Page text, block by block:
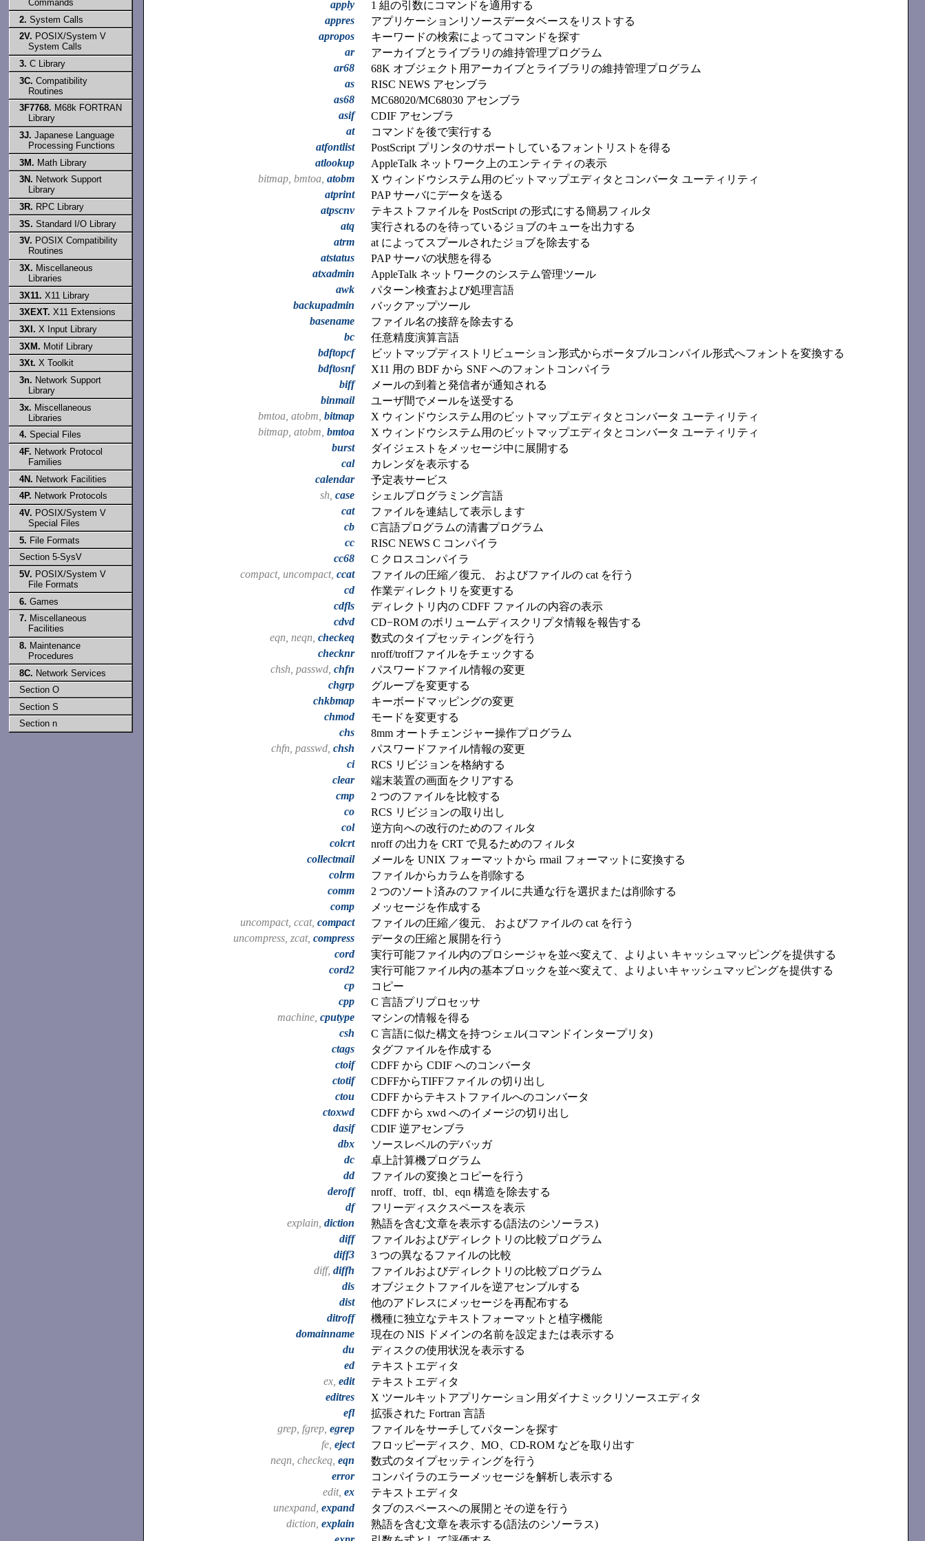
Commands
2. System Calls
2V. POSIX/System V
System Calls
3. C Library
3C. Compatibility
Routines
3F7768. M68k FORTRAN
Library
3J. Japanese Language
Processing Functions
3M. Math Library
3N. Network Support
Library
3R. RPC Library
3S. Standard I/O Library
3V. POSIX Compatibility
Routines
3X. Miscellaneous
Libraries
3X11. X11 Library
3XEXT. X11 Extensions
3XI. X Input Library
3XM. Motif Library
3Xt. X Toolkit
3n. Network Support
Library
3x. Miscellaneous
Libraries
4. Special Files
4F. Network Protocol
Families
4N. Network Facilities
4P. Network Protocols
4V. POSIX/System V
Special Files
5. File Formats
Section 5-SysV
5V. POSIX/System V
File Formats
6. Games
7. Miscellaneous
Facilities
8. Maintenance
Procedures
8C. Network Services
Section O
Section S
Section n
apply
1 組の引数にコマンドを適用する
appres
アプリケーションリソースデータベースをリストする
apropos
キーワードの検索によってコマンドを探す
ar
アーカイブとライブラリの維持管理プログラム
ar68
68K オブジェクト用アーカイブとライブラリの維持管理プログラム
as
RISC NEWS アセンブラ
as68
MC68020/MC68030 アセンブラ
asif
CDIF アセンブラ
at
コマンドを後で実行する
atfontlist
PostScript プリンタのサポートしているフォントリストを得る
atlookup
AppleTalk ネットワーク上のエンティティの表示
bitmap, bmtoa, atobm
X ウィンドウシステム用のビットマップエディタとコンバータ ユーティリティ
atprint
PAP サーバにデータを送る
atpscnv
テキストファイルを PostScript の形式にする簡易フィルタ
atq
実行されるのを待っているジョブのキューを出力する
atrm
at によってスプールされたジョブを除去する
atstatus
PAP サーバの状態を得る
atxadmin
AppleTalk ネットワークのシステム管理ツール
awk
パターン検査および処理言語
backupadmin
バックアップツール
basename
ファイル名の接辞を除去する
bc
任意精度演算言語
bdftopcf
ビットマップディストリビューション形式からポータブルコンパイル形式へフォントを変換する
bdftosnf
X11 用の BDF から SNF へのフォントコンパイラ
biff
メールの到着と発信者が通知される
binmail
ユーザ間でメールを送受する
bmtoa, atobm, bitmap
X ウィンドウシステム用のビットマップエディタとコンバータ ユーティリティ
bitmap, atobm, bmtoa
X ウィンドウシステム用のビットマップエディタとコンバータ ユーティリティ
burst
ダイジェストをメッセージ中に展開する
cal
カレンダを表示する
calendar
予定表サービス
sh, case
シェルプログラミング言語
cat
ファイルを連結して表示します
cb
C言語プログラムの清書プログラム
cc
RISC NEWS C コンパイラ
cc68
C クロスコンパイラ
compact, uncompact, ccat
ファイルの圧縮／復元、 およびファイルの cat を行う
cd
作業ディレクトリを変更する
cdfls
ディレクトリ内の CDFF ファイルの内容の表示
cdvd
CD−ROM のボリュームディスクリプタ情報を報告する
eqn, neqn, checkeq
数式のタイプセッティングを行う
checknr
nroff/troffファイルをチェックする
chsh, passwd, chfn
パスワードファイル情報の変更
chgrp
グループを変更する
chkbmap
キーボードマッピングの変更
chmod
モードを変更する
chs
8mm オートチェンジャー操作プログラム
chfn, passwd, chsh
パスワードファイル情報の変更
ci
RCS リビジョンを格納する
clear
端末装置の画面をクリアする
cmp
2 つのファイルを比較する
co
RCS リビジョンの取り出し
col
逆方向への改行のためのフィルタ
colcrt
nroff の出力を CRT で見るためのフィルタ
collectmail
メールを UNIX フォーマットから rmail フォーマットに変換する
colrm
ファイルからカラムを削除する
comm
2 つのソート済みのファイルに共通な行を選択または削除する
comp
メッセージを作成する
uncompact, ccat, compact
ファイルの圧縮／復元、 およびファイルの cat を行う
uncompress, zcat, compress
データの圧縮と展開を行う
cord
実行可能ファイル内のプロシージャを並べ変えて、よりよい キャッシュマッピングを提供する
cord2
実行可能ファイル内の基本ブロックを並べ変えて、よりよいキャッシュマッピングを提供する
cp
コピー
cpp
C 言語プリプロセッサ
machine, cputype
マシンの情報を得る
csh
C 言語に似た構文を持つシェル(コマンドインタープリタ)
ctags
タグファイルを作成する
ctoif
CDFF から CDIF へのコンバータ
ctotif
CDFFからTIFFファイル の切り出し
ctou
CDFF からテキストファイルへのコンバータ
ctoxwd
CDFF から xwd へのイメージの切り出し
dasif
CDIF 逆アセンブラ
dbx
ソースレベルのデバッガ
dc
卓上計算機プログラム
dd
ファイルの変換とコピーを行う
deroff
nroff、troff、tbl、eqn 構造を除去する
df
フリーディスクスペースを表示
explain, diction
熟語を含む文章を表示する(語法のシソーラス)
diff
ファイルおよびディレクトリの比較プログラム
diff3
3 つの異なるファイルの比較
diff, diffh
ファイルおよびディレクトリの比較プログラム
dis
オブジェクトファイルを逆アセンブルする
dist
他のアドレスにメッセージを再配布する
ditroff
機種に独立なテキストフォーマットと植字機能
domainname
現在の NIS ドメインの名前を設定または表示する
du
ディスクの使用状況を表示する
ed
テキストエディタ
ex, edit
テキストエディタ
editres
X ツールキットアプリケーション用ダイナミックリソースエディタ
efl
拡張された Fortran 言語
grep, fgrep, egrep
ファイルをサーチしてパターンを探す
fe, eject
フロッピーディスク、MO、CD-ROM などを取り出す
neqn, checkeq, eqn
数式のタイプセッティングを行う
error
コンパイラのエラーメッセージを解析し表示する
edit, ex
テキストエディタ
unexpand, expand
タブのスペースへの展開とその逆を行う
diction, explain
熟語を含む文章を表示する(語法のシソーラス)